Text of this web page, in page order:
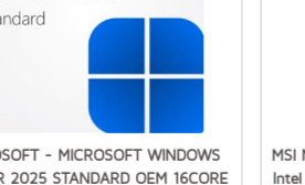
MSI
- MICROSOFT WINDOWS
2025 STANDARD OEM 16CORE